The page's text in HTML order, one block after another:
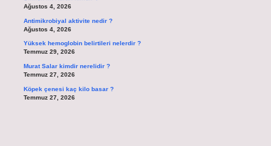
Ağustos 4, 2026
Antimikrobiyal aktivite nedir ?
Ağustos 4, 2026
Yüksek hemoglobin belirtileri nelerdir ?
Temmuz 29, 2026
Murat Salar kimdir nerelidir ?
Temmuz 27, 2026
Köpek çenesi kaç kilo basar ?
Temmuz 27, 2026